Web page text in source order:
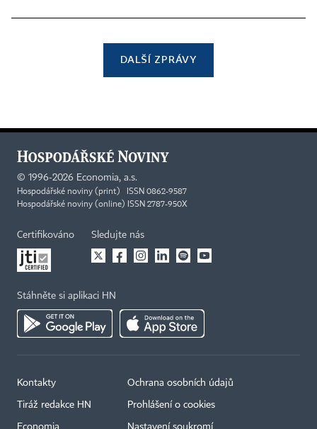
DALŠÍ ZPRÁVY
© 1996-2026 Economia, a.s.
Hospodářské noviny (print) ISSN 0862-9587
Hospodářské noviny (online) ISSN 2787-950X
Certifikováno Sledujte nás
Stáhněte si aplikaci HN
Kontakty
Tiráž redakce HN
Economia
Ochrana osobních údajů
Prohlášení o cookies
Nastavení soukromí